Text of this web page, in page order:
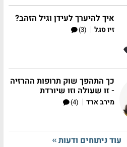
איך להיערך לעידן וגיל הזהב?
זיו סגל |
(3)
כך התהפך שוק תרופות ההרזיה
- זו שעולה וזו שיורדת
מירב ארד |
(4)
עוד ניתוחים ודעות